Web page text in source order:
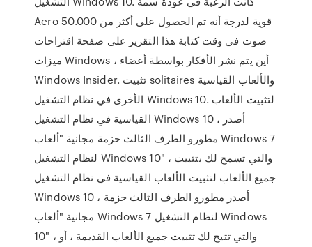
Aero قوية لدرجة أنه تم الحصول على أكثر من 50.000
صوت في وقت كتابة هذا التقرير على صفحة اقتراحات
ميزات Windows ، أين يتم نشر الأفكار بواسطة أعضاء
Windows Insider. تثبيت solitaires والألعاب القياسية
الأخرى في نظام التشغيل Windows 10. لتثبيت الألعاب
القياسية في نظام التشغيل Windows 10 ، أصدر
مطورو الطرف الثالث حزمة مجانية "ألعاب Windows 7
لنظام التشغيل Windows 10" ، والتي تسمح لك بتثبيت
جميع الألعاب لتثبيت الألعاب القياسية في نظام التشغيل
Windows 10 ، أصدر مطورو الطرف الثالث حزمة
مجانية "ألعاب Windows 7 لنظام التشغيل Windows
10" ، والتي تتيح لك تثبيت جميع الألعاب القديمة ، أو